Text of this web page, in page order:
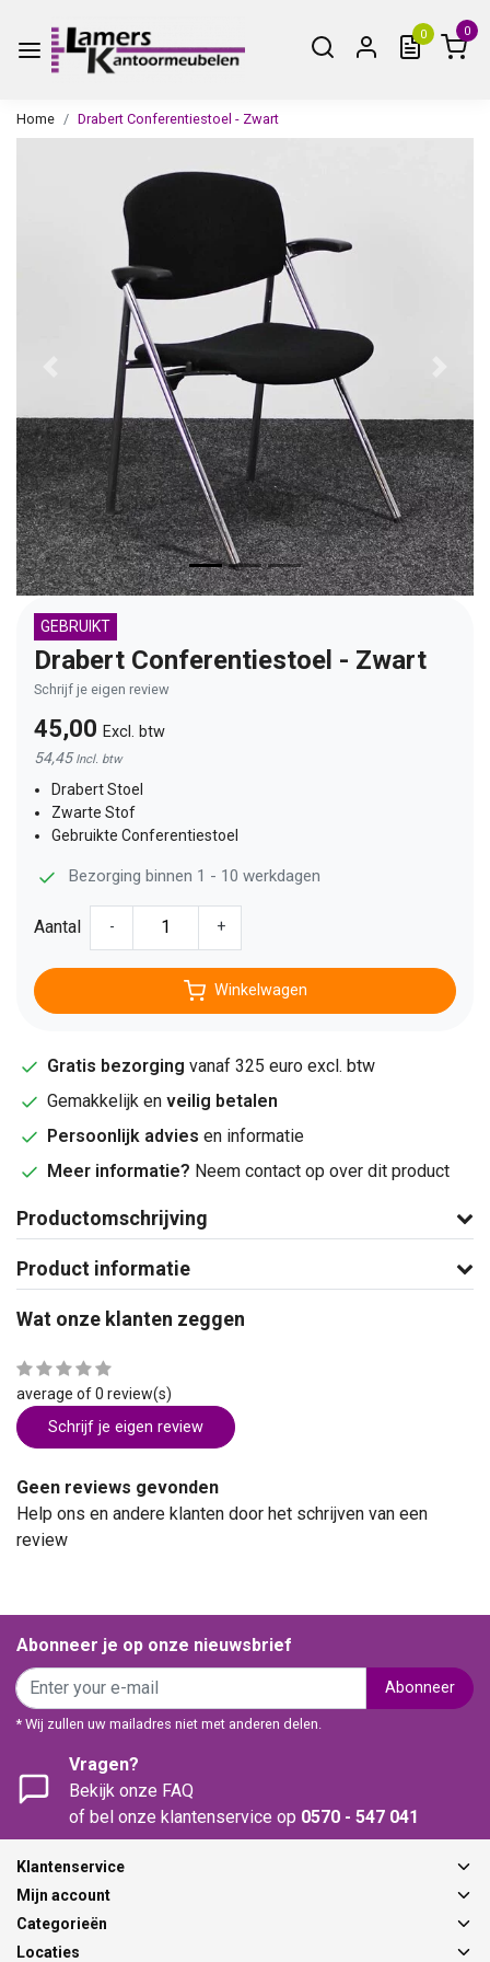
0 0
Home Drabert Conferentiestoel - Zwart
GEBRUIKT
Drabert Conferentiestoel - Zwart
Schrijf je eigen review
45,00 Excl. btw
54,45Incl. btw
Drabert Stoel
Zwarte Stof
Gebruikte Conferentiestoel
Bezorging binnen 1 - 10 werkdagen
Aantal - +
Winkelwagen
Gratis bezorging vanaf 325 euro excl. btw
Gemakkelijk en veilig betalen
Persoonlijk advies en informatie
Meer informatie? Neem contact op over dit product
Productomschrijving
Product informatie
Wat onze klanten zeggen
average of 0 review(s)
Schrijf je eigen review
Geen reviews gevonden
Help ons en andere klanten door het schrijven van een
review
Abonneer je op onze nieuwsbrief
Abonneer
* Wij zullen uw mailadres niet met anderen delen.
Vragen?
Bekijk onze FAQ
of bel onze klantenservice op 0570 - 547 041
Klantenservice
Mijn account
Categorieën
Locaties